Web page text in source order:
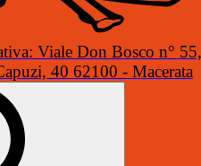
Viale Don Bosco n° 55,
40 62100 - Macerata